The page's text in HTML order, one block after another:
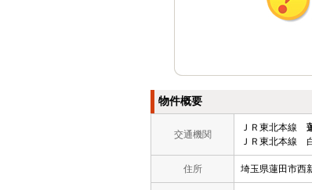
物件概要
交通機関
ＪＲ東北本線
ＪＲ東北本線
住所 埼玉県蓮田市西